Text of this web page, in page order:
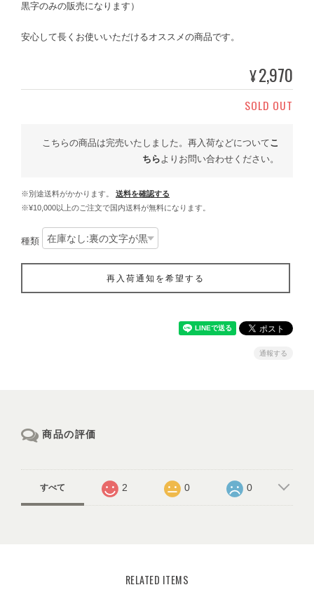
黒字のみの販売になります）
安心して長くお使いいただけるオススメの商品です。
¥2,970
SOLD OUT
こちらの商品は完売いたしました。再入荷などについてこ
ちらよりお問い合わせください。
※別途送料がかかります。
送料を確認する
※¥10,000以上のご注文で国内送料が無料になります。
種類
再入荷通知を希望する
通報する
商品の評価
すべて 2 0 0
RELATED ITEMS